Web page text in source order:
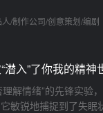
/制作公司/创意策划/编剧
潜入”了你我的精神
理解情绪”的先锋实验
敏锐地捕捉到了失